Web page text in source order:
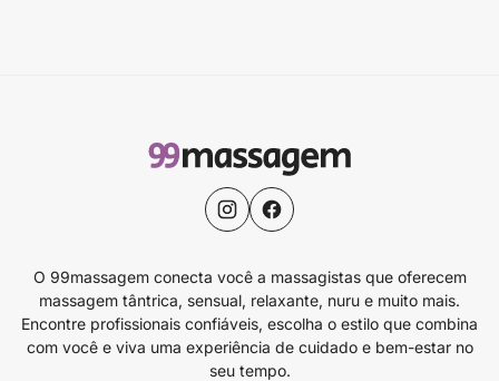
O 99massagem conecta você a massagistas que oferecem
massagem tântrica, sensual, relaxante, nuru e muito mais.
Encontre profissionais confiáveis, escolha o estilo que combina
com você e viva uma experiência de cuidado e bem-estar no
seu tempo.